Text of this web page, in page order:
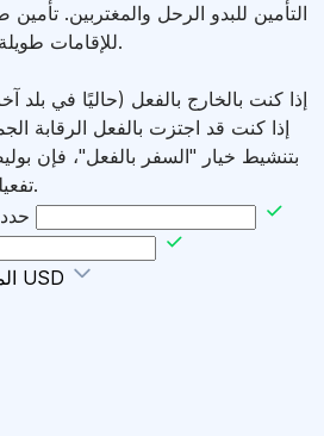
التأمين للبدو الرحل والمغتربين.
للإقامات طويلة الأجل. أي بلد وأي جنسية.
إذا كنت بالخارج بالفعل (حاليًا في بلد
إذا كنت قد اجتزت بالفعل الرقابة
بتنشيط خيار "السفر بالفعل"، فإن
تفعيله بعد 48 ساعة من الدفع.
35 000 USD